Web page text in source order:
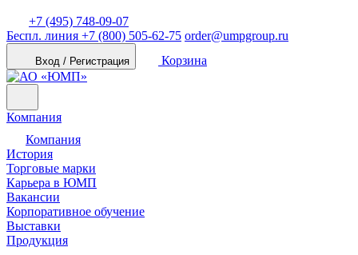
+7 (495) 748-09-07
Беспл. линия +7 (800) 505-62-75 order@umpgroup.ru
Вход / Регистрация Корзина
Компания
Компания
История
Торговые марки
Карьера в ЮМП
Вакансии
Корпоративное обучение
Выставки
Продукция